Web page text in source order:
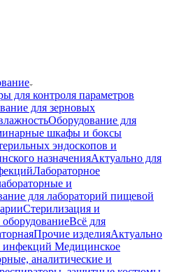
для контроля параметров
для зерновых
Оборудование для
шкафы и боксы
эндоскопов и
назначенияАктуально для
Лабораторное
и
для лабораторий пищевой
Стерилизация и
Всё для
Прочие изделияАктуально
инфекций Медицинское
аналитические и